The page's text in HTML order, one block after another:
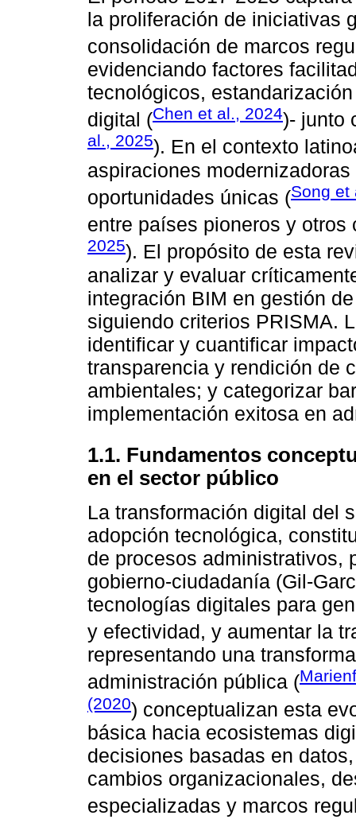
la proliferación de iniciativas
consolidación de marcos
evidenciando factores
tecnológicos,
digital (Chen et al., 2024)- junto
al., 2025). En el contexto
aspiraciones
oportunidades únicas (Song et
entre países pioneros y
2025). El propósito de esta
analizar y evaluar
integración BIM en gestión
siguiendo criterios PRISMA.
identificar y cuantificar
transparencia y rendición de
ambientales; y categorizar
implementación exitosa en
1.1. Fundamentos
en el sector público
La transformación digital del
adopción tecnológica,
de procesos administrativos,
gobierno-ciudadanía (Gil-
tecnologías digitales para
y efectividad, y aumentar la
representando una
administración pública (
(2020) conceptualizan esta
básica hacia ecosistemas
decisiones basadas en
cambios organizacionales,
especializadas y marcos